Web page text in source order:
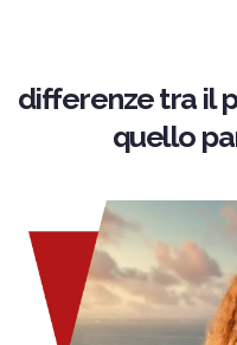
differenze tra il
quello